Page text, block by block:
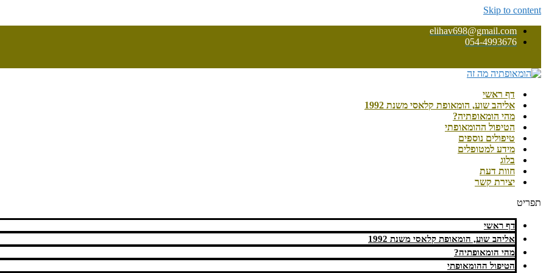
Skip to content
elihav698@gmail.com
054-4993676
דף ראשי
אליהב שוע, הומאופת קלאסי משנת 1992
מהי הומאופתיה?
הטיפול ההומאופתי
טיפולים נוספים
מידע למטופלים
בלוג
חוות דעת
יצירת קשר
תפריט
דף ראשי
אליהב שוע, הומאופת קלאסי משנת 1992
מהי הומאופתיה?
הטיפול ההומאופתי